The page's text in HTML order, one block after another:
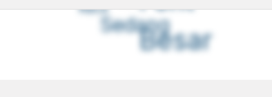
Kecil
SedangBesar